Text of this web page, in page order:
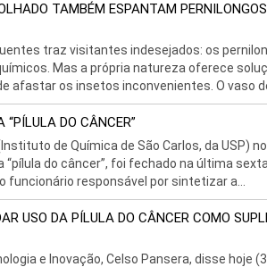
TAMBÉM ESPANTAM PERNILONGOS
traz visitantes indesejados: os
Mas a própria natureza oferece
afastar os insetos inconvenientes. O vaso
“PÍLULA DO CÂNCER”
de Química de São Carlos, da USP)
do câncer”, foi fechado na última
funcionário responsável por sintetizar a...
USO DA PÍLULA DO CÂNCER COMO
e Inovação, Celso Pansera, disse hoje